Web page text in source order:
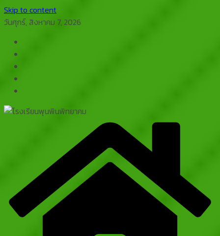
Skip to content
วันศุกร์, สิงหาคม 7, 2026